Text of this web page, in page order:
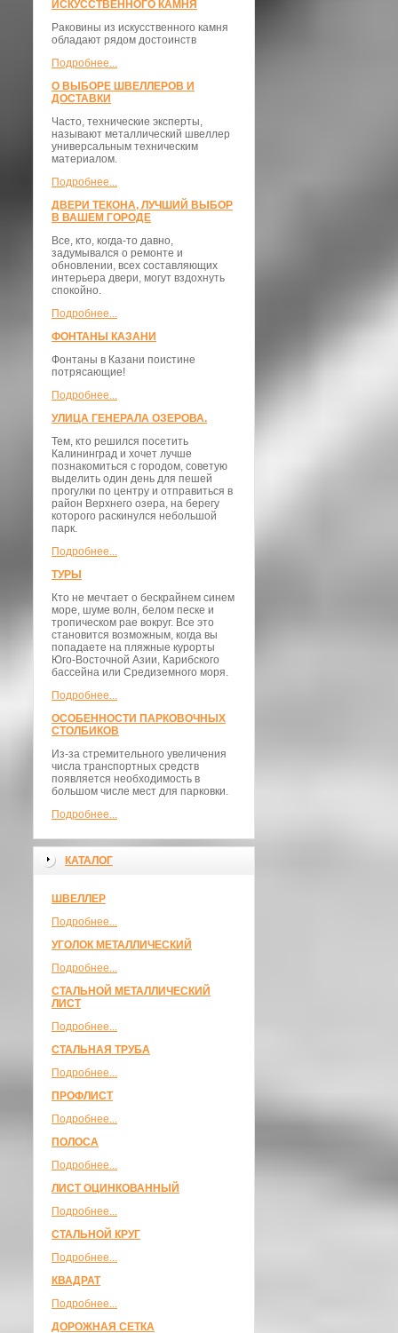
ИСКУССТВЕННОГО КАМНЯ
Раковины из искусственного камня
обладают рядом достоинств
Подробнее...
О ВЫБОРЕ ШВЕЛЛЕРОВ И
ДОСТАВКИ
​Часто, технические эксперты,
называют металлический швеллер
универсальным техническим
материалом.
Подробнее...
ДВЕРИ ТЕКОНА, ЛУЧШИЙ ВЫБОР
В ВАШЕМ ГОРОДЕ
Все, кто, когда-то давно,
задумывался о ремонте и
обновлении, всех составляющих
интерьера двери, могут вздохнуть
спокойно.
Подробнее...
ФОНТАНЫ КАЗАНИ
Фонтаны в Казани поистине
потрясающие!
Подробнее...
УЛИЦА ГЕНЕРАЛА ОЗЕРОВА.
Тем, кто решился посетить
Калининград и хочет лучше
познакомиться с городом, советую
выделить один день для пешей
прогулки по центру и отправиться в
район Верхнего озера, на берегу
которого раскинулся небольшой
парк.
Подробнее...
ТУРЫ
Кто не мечтает о бескрайнем синем
море, шуме волн, белом песке и
тропическом рае вокруг. Все это
становится возможным, когда вы
попадаете на пляжные курорты
Юго-Восточной Азии, Карибского
бассейна или Средиземного моря.
Подробнее...
ОСОБЕННОСТИ ПАРКОВОЧНЫХ
СТОЛБИКОВ
Из-за стремительного увеличения
числа транспортных средств
появляется необходимость в
большом числе мест для парковки.
Подробнее...
КАТАЛОГ
ШВЕЛЛЕР
Подробнее...
УГОЛОК МЕТАЛЛИЧЕСКИЙ
Подробнее...
СТАЛЬНОЙ МЕТАЛЛИЧЕСКИЙ
ЛИСТ
Подробнее...
СТАЛЬНАЯ ТРУБА
Подробнее...
ПРОФЛИСТ
Подробнее...
ПОЛОСА
Подробнее...
ЛИСТ ОЦИНКОВАННЫЙ
Подробнее...
СТАЛЬНОЙ КРУГ
Подробнее...
КВАДРАТ
Подробнее...
ДОРОЖНАЯ СЕТКА